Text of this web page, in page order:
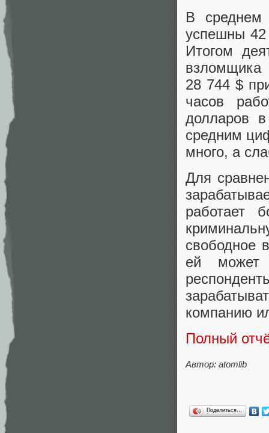
В среднем
успешны
Итогом
28 744 $
часов
долларов
средним
много, а
Для
работает
свободное
ей может
компанию
Полный
Автор: atomlib
Поделиться…